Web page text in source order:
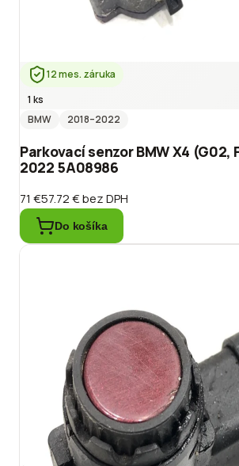
12 mes. záruka
1 ks
BMW
2018–2022
Parkovací senzor BMW X4 (G02,
2022 5A08986
71 €57.72 €bez DPH
Do košíka